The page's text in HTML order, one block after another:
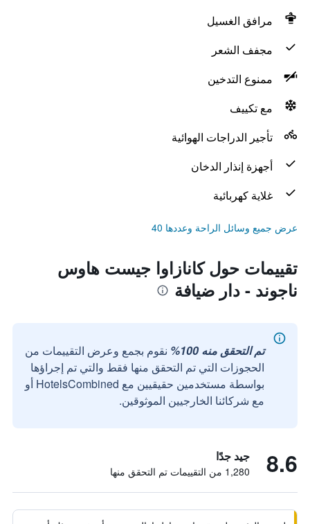
مرافق الغسيل
مجفف الشعر
ممنوع التدخين
مع تكييف
تأجير الدراجات الهوائية
أجهزة إنذار الدخان
غلاية كهربائية
عرض جميع وسائل الراحة وعددها 40
تقييمات حول كانازاوا جيست هاوس
ناجوند - دار ضيافة
تم التحقق منه 100%
نقوم بجمع وعرض التقييمات من
الحجوزات التي تم التحقق منها فقط والتي تم إجراؤها
بواسطة مستخدمين حقيقيين مع HotelsCombined أو
مع شركائنا الخارجيين الموثوقين.
8.6 جيد جدًا
1,280 من التقييمات تم التحقق منها